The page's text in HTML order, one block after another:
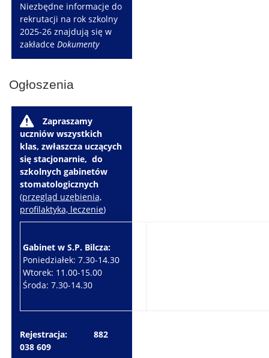
Niezbędne informacje do
rekrutacji na rok szkolny
2025-26 znajdują się w
zakładceDokumenty
Ogłoszenia
W
Zapraszamy
uczniów wszystkich
klas, zwłaszcza uczących
się stacjonarnie, do
szkolnych gabinetów
stomatologicznych
(przegląd uzębienia,
profilaktyka, leczenie)
Gabinet w S.P. Bilcza:
Poniedziałek: 7.30-14.30
Wtorek: 11.00-15.00
Środa: 7.30-14.30
Rejestracja: 882
038 609